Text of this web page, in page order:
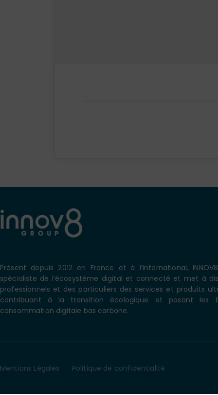
Présent depuis 2012 en France et à l’international,
spécialiste de l’écosystème digital et connecté et met à
professionnels et des particuliers des services et produits
contribuant à la transition écologique et posant les
consommation digitale bas carbone.
Mentions Légales Politique de confidentialité